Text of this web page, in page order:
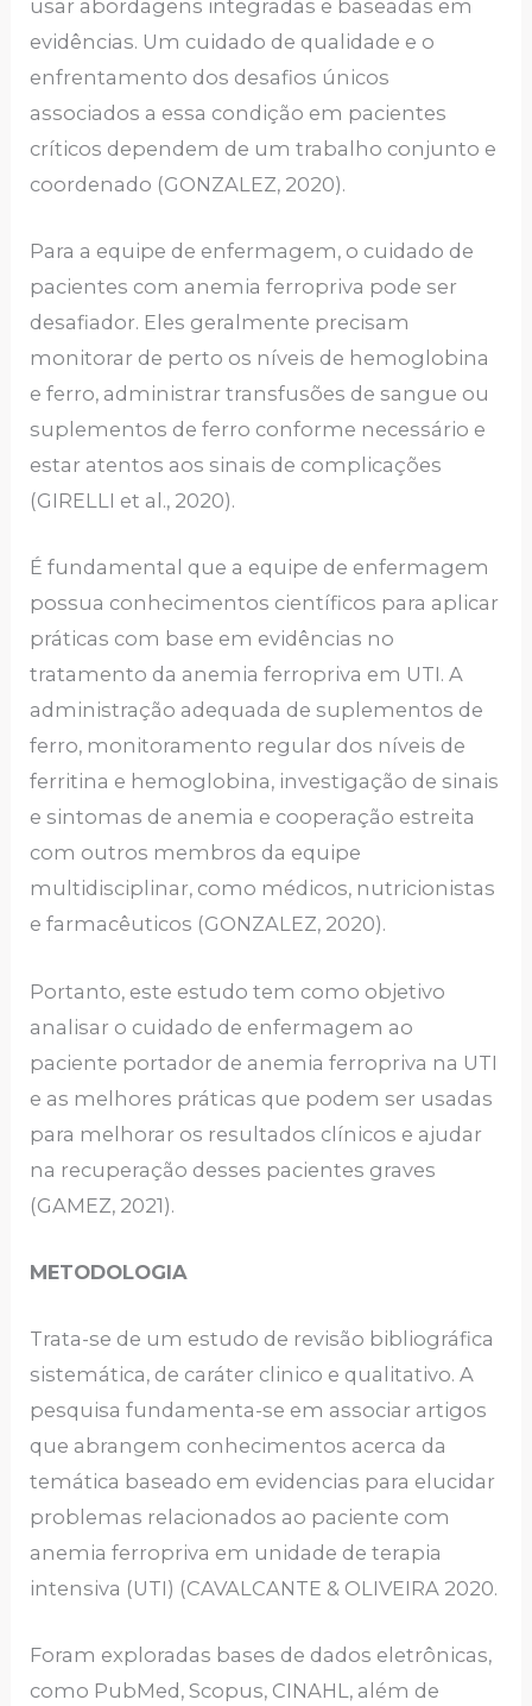
usar abordagens integradas e baseadas em
evidências. Um cuidado de qualidade e o
enfrentamento dos desafios únicos
associados a essa condição em pacientes
críticos dependem de um trabalho conjunto e
coordenado (GONZALEZ, 2020).
Para a equipe de enfermagem, o cuidado de
pacientes com anemia ferropriva pode ser
desafiador. Eles geralmente precisam
monitorar de perto os níveis de hemoglobina
e ferro, administrar transfusões de sangue ou
suplementos de ferro conforme necessário e
estar atentos aos sinais de complicações
(GIRELLI et al., 2020).
É fundamental que a equipe de enfermagem
possua conhecimentos científicos para aplicar
práticas com base em evidências no
tratamento da anemia ferropriva em UTI. A
administração adequada de suplementos de
ferro, monitoramento regular dos níveis de
ferritina e hemoglobina, investigação de sinais
e sintomas de anemia e cooperação estreita
com outros membros da equipe
multidisciplinar, como médicos, nutricionistas
e farmacêuticos (GONZALEZ, 2020).
Portanto, este estudo tem como objetivo
analisar o cuidado de enfermagem ao
paciente portador de anemia ferropriva na UTI
e as melhores práticas que podem ser usadas
para melhorar os resultados clínicos e ajudar
na recuperação desses pacientes graves
(GAMEZ, 2021).
METODOLOGIA
Trata-se de um estudo de revisão bibliográfica
sistemática, de caráter clinico e qualitativo. A
pesquisa fundamenta-se em associar artigos
que abrangem conhecimentos acerca da
temática baseado em evidencias para elucidar
problemas relacionados ao paciente com
anemia ferropriva em unidade de terapia
intensiva (UTI) (CAVALCANTE & OLIVEIRA 2020.
Foram exploradas bases de dados eletrônicas,
como PubMed, Scopus, CINAHL, além de